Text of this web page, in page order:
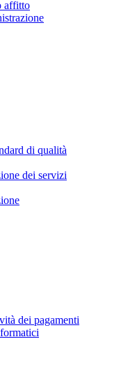
affitto
di qualità
dei servizi
dei pagamenti